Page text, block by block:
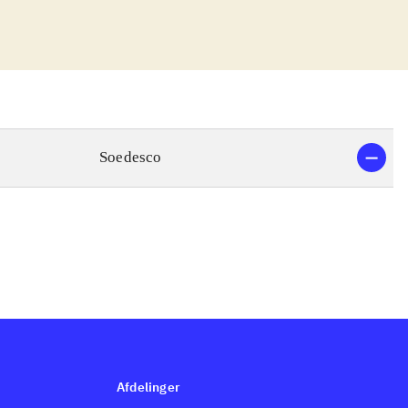
den og
også godt
Soedesco
Afdelinger